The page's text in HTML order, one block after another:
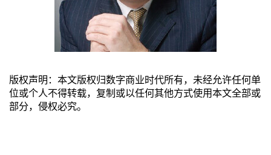
版权声明：本文版权归数字商业时代所有，未经允许任何单
位或个人不得转载，复制或以任何其他方式使用本文全部或
部分，侵权必究。